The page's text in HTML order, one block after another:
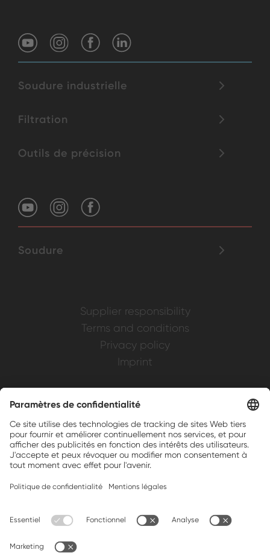
Soudure industrielle
Filtration
Outils de précision
Soudure
Supplier responsibility
Terms and conditions
Privacy policy
Imprint
Brands, Inc.
Companion brands: